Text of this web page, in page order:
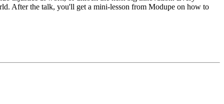
After the talk, you'll get a mini-lesson from Modupe on how to